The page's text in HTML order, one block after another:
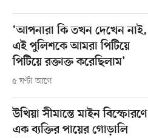
‘আপনারা কি তখন দেখেন নাই,
এই পুলিশকে আমরা পিটিয়ে
পিটিয়ে রক্তাক্ত করেছিলাম’
৫ ঘণ্টা আগে
উখিয়া সীমান্তে মাইন বিস্ফোরণে
এক ব্যক্তির পায়ের গোড়ালি